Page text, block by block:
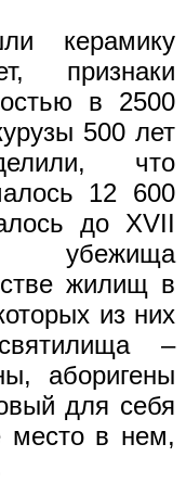
керамику
признаки
в 2500
500 лет
что
12 600
до XVII
убежища
жилищ в
из них
–
аборигены
для себя
место в нем,